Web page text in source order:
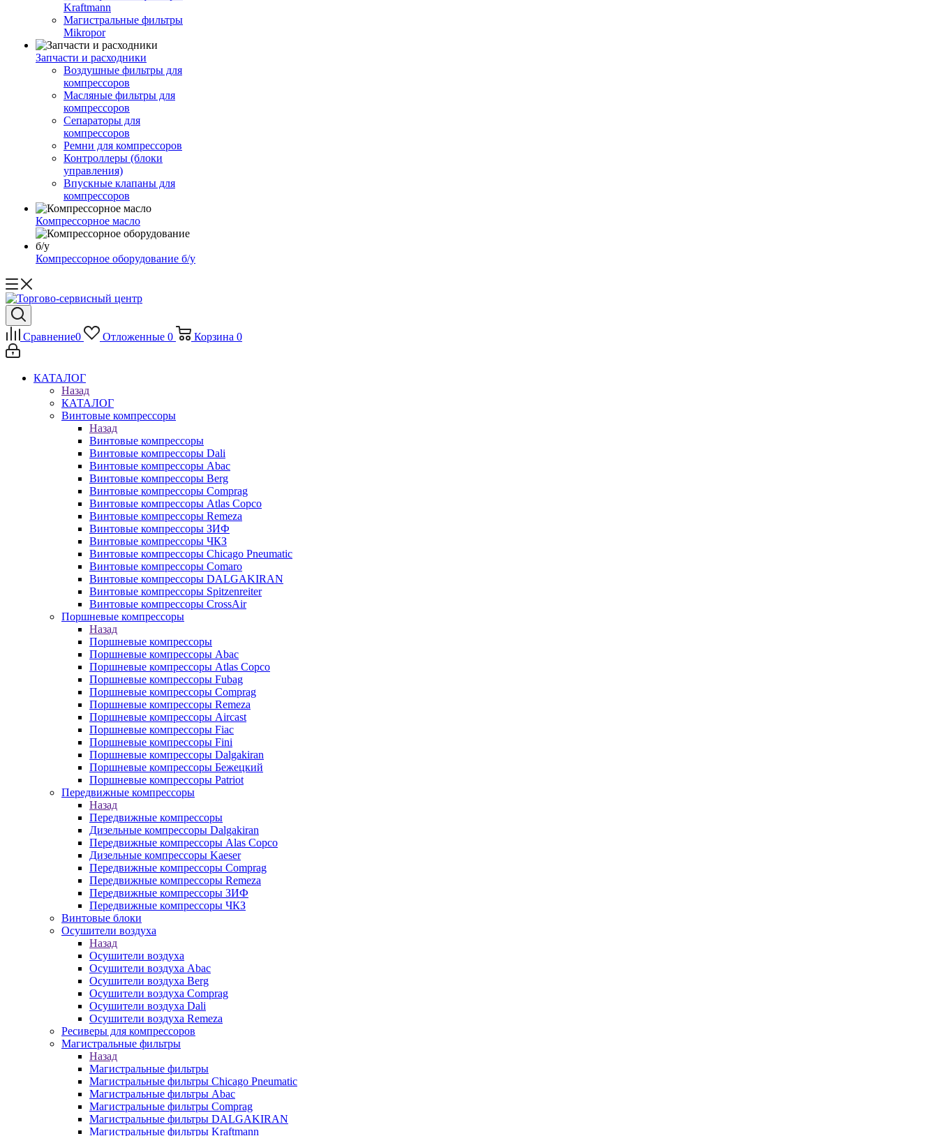
Kraftmann
Магистральные фильтры
Mikropor
Запчасти и расходники
Воздушные фильтры для
компрессоров
Масляные фильтры для
компрессоров
Сепараторы для
компрессоров
Ремни для компрессоров
Контроллеры (блоки
управления)
Впускные клапаны для
компрессоров
Компрессорное масло
Компрессорное оборудование б/у
Сравнение0 Отложенные 0 Корзина 0
КАТАЛОГ
Назад
КАТАЛОГ
Винтовые компрессоры
Назад
Винтовые компрессоры
Винтовые компрессоры Dali
Винтовые компрессоры Abac
Винтовые компрессоры Berg
Винтовые компрессоры Comprag
Винтовые компрессоры Atlas Copco
Винтовые компрессоры Remeza
Винтовые компрессоры ЗИФ
Винтовые компрессоры ЧКЗ
Винтовые компрессоры Chicago Pneumatic
Винтовые компрессоры Comaro
Винтовые компрессоры DALGAKIRAN
Винтовые компрессоры Spitzenreiter
Винтовые компрессоры CrossAir
Поршневые компрессоры
Назад
Поршневые компрессоры
Поршневые компрессоры Abac
Поршневые компрессоры Atlas Copco
Поршневые компрессоры Fubag
Поршневые компрессоры Comprag
Поршневые компрессоры Remeza
Поршневые компрессоры Aircast
Поршневые компрессоры Fiac
Поршневые компрессоры Fini
Поршневые компрессоры Dalgakiran
Поршневые компрессоры Бежецкий
Поршневые компрессоры Patriot
Передвижные компрессоры
Назад
Передвижные компрессоры
Дизельные компрессоры Dalgakiran
Передвижные компрессоры Alas Copco
Дизельные компрессоры Kaeser
Передвижные компрессоры Comprag
Передвижные компрессоры Remeza
Передвижные компрессоры ЗИФ
Передвижные компрессоры ЧКЗ
Винтовые блоки
Осушители воздуха
Назад
Осушители воздуха
Осушители воздуха Abac
Осушители воздуха Berg
Осушители воздуха Comprag
Осушители воздуха Dali
Осушители воздуха Remeza
Ресиверы для компрессоров
Магистральные фильтры
Назад
Магистральные фильтры
Магистральные фильтры Chicago Pneumatic
Магистральные фильтры Abac
Магистральные фильтры Comprag
Магистральные фильтры DALGAKIRAN
Магистральные фильтры Kraftmann